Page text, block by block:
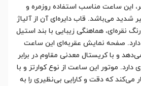
معادل 5 اتمسفر، این ساعت مناسب استفاده روزمره و
شدید می‌باشد. قاب دایره‌ای آن از آلیاژ
نقره‌ای، هماهنگی زیبایی با بند استیل
صفحه نمایش عقربه‌ای این ساعت
و با کریستال معدنی مقاوم در برابر
موتور این ساعت از نوع کوارتز و با
می‌کند که دقت و کارایی بی‌نظیری را به